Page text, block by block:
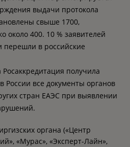
выдачи протокола
свыше 1700,
около 400. 10 % заявителей
перешли в российские
Росаккредитация получила
России все документы органов
стран ЕАЭС при выявлении
органа («Центр
«Мурас», «Эксперт-Лайн»,